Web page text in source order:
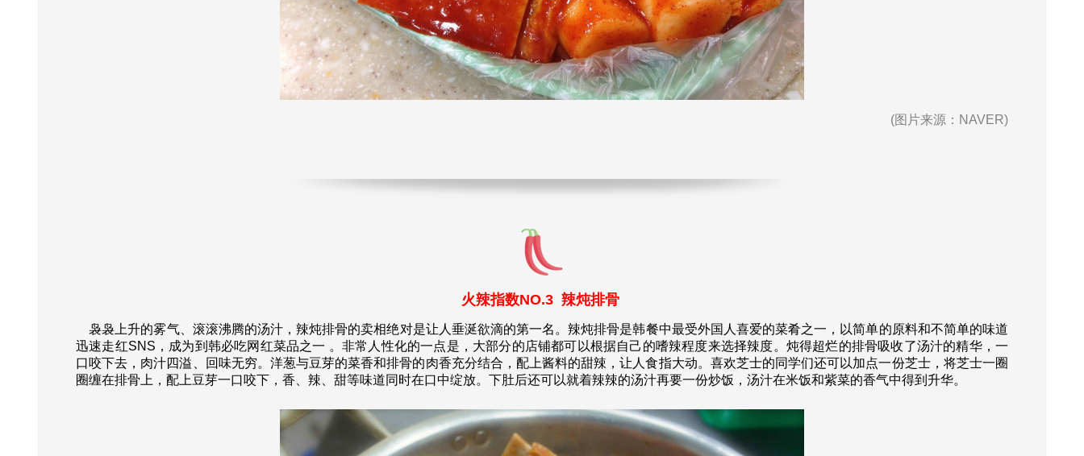
(图片来源：NAVER)
火辣指数NO.3 辣炖排骨
袅袅上升的雾气、滚滚沸腾的汤汁，辣炖排骨的卖相绝对是让人垂涎欲滴的第一名。辣炖排骨是韩餐中最受外国人喜爱的菜肴之一，以简单的原料和不简单的味道
迅速走红SNS，成为到韩必吃网红菜品之一 。非常人性化的一点是，大部分的店铺都可以根据自己的嗜辣程度来选择辣度。炖得超烂的排骨吸收了汤汁的精华，一
口咬下去，肉汁四溢、回味无穷。洋葱与豆芽的菜香和排骨的肉香充分结合，配上酱料的甜辣，让人食指大动。喜欢芝士的同学们还可以加点一份芝士，将芝士一圈
圈缠在排骨上，配上豆芽一口咬下，香、辣、甜等味道同时在口中绽放。下肚后还可以就着辣辣的汤汁再要一份炒饭，汤汁在米饭和紫菜的香气中得到升华。